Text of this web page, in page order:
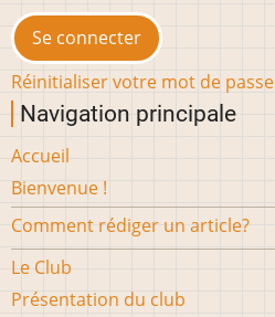
Réinitialiser votre mot de passe
Navigation principale
Accueil
Bienvenue !
Comment rédiger un article?
Le Club
Présentation du club